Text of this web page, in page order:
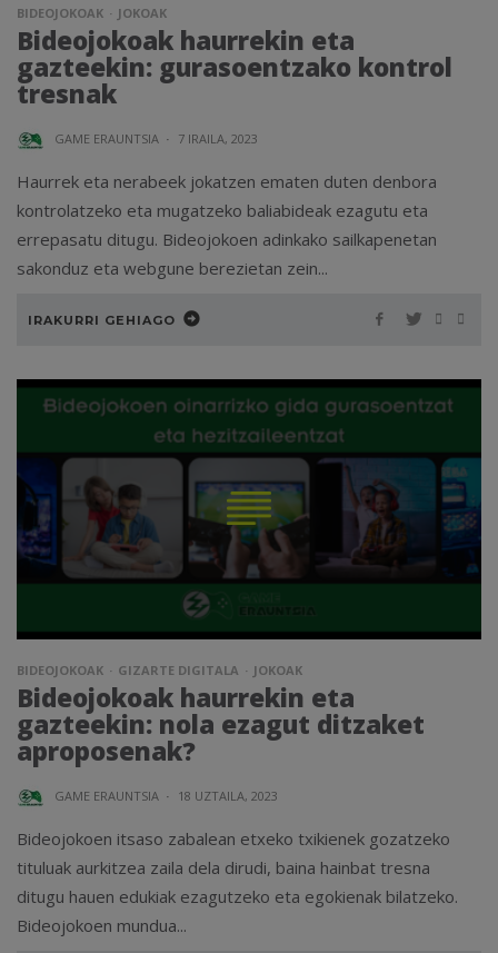
BIDEOJOKOAK JOKOAK
Bideojokoak haurrekin eta
gazteekin: gurasoentzako kontrol
tresnak
GAME ERAUNTSIA · 7 IRAILA, 2023
Haurrek eta nerabeek jokatzen ematen duten denbora
kontrolatzeko eta mugatzeko baliabideak ezagutu eta
errepasatu ditugu. Bideojokoen adinkako sailkapenetan
sakonduz eta webgune berezietan zein...
IRAKURRI GEHIAGO
BIDEOJOKOAK GIZARTE DIGITALA JOKOAK
Bideojokoak haurrekin eta
gazteekin: nola ezagut ditzaket
aproposenak?
GAME ERAUNTSIA · 18 UZTAILA, 2023
Bideojokoen itsaso zabalean etxeko txikienek gozatzeko
tituluak aurkitzea zaila dela dirudi, baina hainbat tresna
ditugu hauen edukiak ezagutzeko eta egokienak bilatzeko.
Bideojokoen mundua...